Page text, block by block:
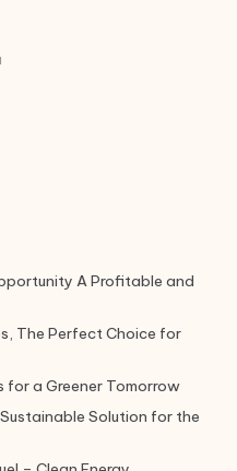
A Profitable and
The Perfect Choice for
for a Greener Tomorrow
Solution for the